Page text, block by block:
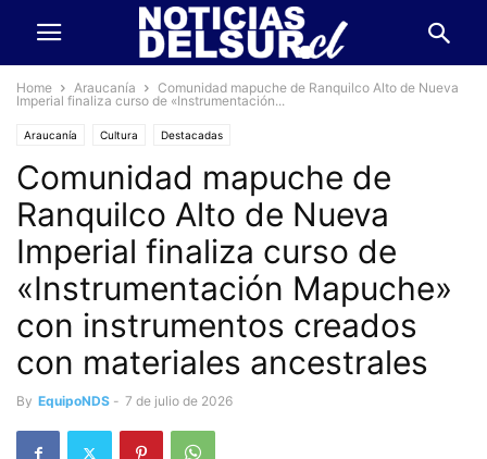
Home Araucanía
Comunidad mapuche de Ranquilco Alto de Nueva
Imperial finaliza curso de «Instrumentación...
Araucanía Cultura Destacadas
Comunidad mapuche de
Ranquilco Alto de Nueva
Imperial finaliza curso de
«Instrumentación Mapuche»
con instrumentos creados
con materiales ancestrales
By EquipoNDS - 7 de julio de 2026